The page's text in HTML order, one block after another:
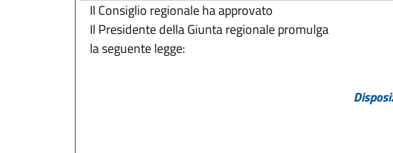
Il Consiglio regionale ha approvato
Il Presidente della Giunta regionale promulga
la seguente legge: